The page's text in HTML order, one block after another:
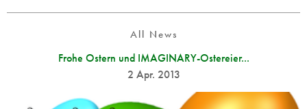
All News
Frohe Ostern und IMAGINARY-Ostereier...
2 Apr. 2013